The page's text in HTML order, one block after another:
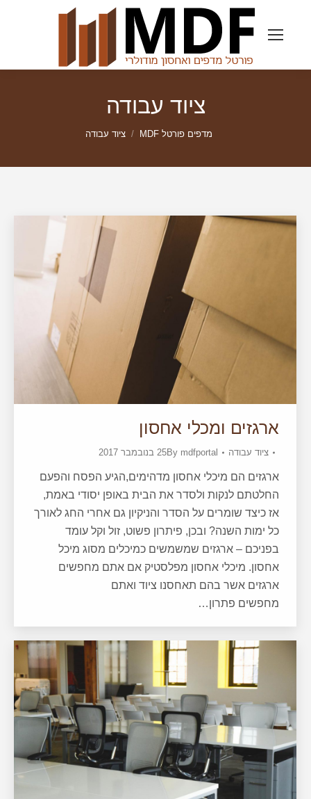
ציוד עבודה
מדפים פורטל MDF ציוד עבודה
ארגזים ומכלי אחסון
ציוד עבודה By mdfportal 25 בנובמבר 2017
ארגזים הם מיכלי אחסון מדהימים,הגיע הפסח והפעם
החלטתם לנקות ולסדר את הבית באופן יסודי באמת,
אז כיצד שומרים על הסדר והניקיון גם אחרי החג לאורך
כל ימות השנה? ובכן, פיתרון פשוט, זול וקל עומד
בפניכם – ארגזים שמשמשים כמיכלים מסוג מיכל
אחסון. מיכלי אחסון מפלסטיק אם אתם מחפשים
ארגזים אשר בהם תאחסנו ציוד ואתם
מחפשים פתרון…